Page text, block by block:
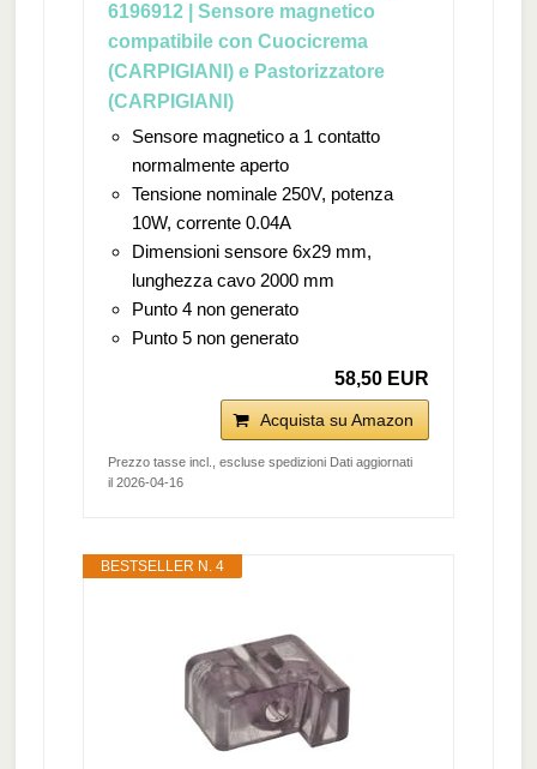
6196912 | Sensore magnetico
compatibile con Cuocicrema
(CARPIGIANI) e Pastorizzatore
(CARPIGIANI)
Sensore magnetico a 1 contatto
normalmente aperto
Tensione nominale 250V, potenza
10W, corrente 0.04A
Dimensioni sensore 6x29 mm,
lunghezza cavo 2000 mm
Punto 4 non generato
Punto 5 non generato
58,50 EUR
Acquista su Amazon
Prezzo tasse incl., escluse spedizioni Dati aggiornati
il 2026-04-16
BESTSELLER N. 4